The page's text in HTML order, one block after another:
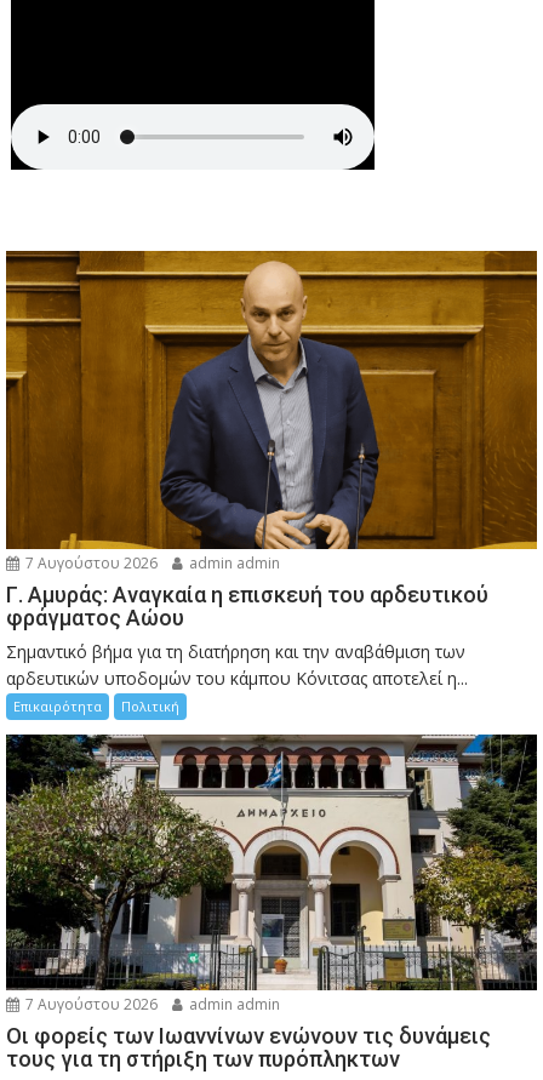
7 Αυγούστου 2026 admin admin
Γ. Αμυράς: Αναγκαία η επισκευή του αρδευτικού
φράγματος Αώου
Σημαντικό βήμα για τη διατήρηση και την αναβάθμιση των
αρδευτικών υποδομών του κάμπου Κόνιτσας αποτελεί η...
Επικαιρότητα Πολιτική
7 Αυγούστου 2026 admin admin
Οι φορείς των Ιωαννίνων ενώνουν τις δυνάμεις
τους για τη στήριξη των πυρόπληκτων